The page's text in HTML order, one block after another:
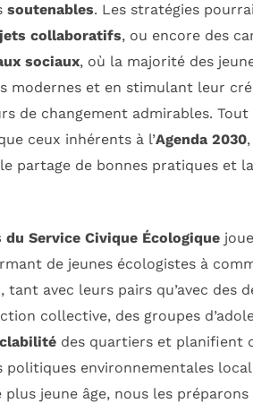
soutenables. Les stratégies
collaboratifs, ou encore des
sociaux, où la majorité des
modernes et en stimulant leur
de changement admirables. Tout
ceux inhérents à l’Agenda 2030
partage de bonnes pratiques et
du Service Civique Écologique
de jeunes écologistes à
tant avec leurs pairs qu’avec des
collective, des groupes
des quartiers et planifient
politiques environnementales
plus jeune âge, nous les